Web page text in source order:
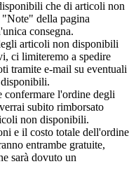
che di articoli non
della pagina
consegna.
articoli non disponibili
ci limiteremo a spedire
tramite e-mail su eventuali
confermare l'ordine degli
subito rimborsato
non disponibili.
e il costo totale dell'ordine
entrambe gratuite,
sarà dovuto un